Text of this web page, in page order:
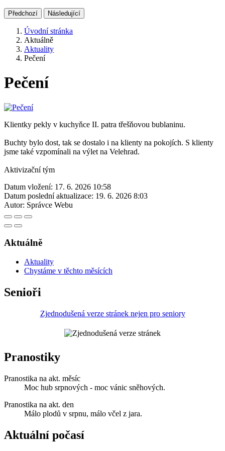
Předchozí Následující
Úvodní stránka
Aktuálně
Aktuality
Pečení
Pečení
Klientky pekly v kuchyňce II. patra třešňovou bublaninu.
Buchty bylo dost, tak se dostalo i na klienty na pokojích. S klienty
jsme také vzpomínali na výlet na Velehrad.
Aktivizační tým
Datum vložení: 17. 6. 2026 10:58
Datum poslední aktualizace: 19. 6. 2026 8:03
Autor: Správce Webu
Aktuálně
Aktuality
Chystáme v těchto měsících
Senioři
Zjednodušená verze stránek nejen pro seniory
Pranostiky
Pranostika na akt. měsíc
Moc hub srpnových - moc vánic sněhových.
Pranostika na akt. den
Málo plodů v srpnu, málo včel z jara.
Aktuální počasí